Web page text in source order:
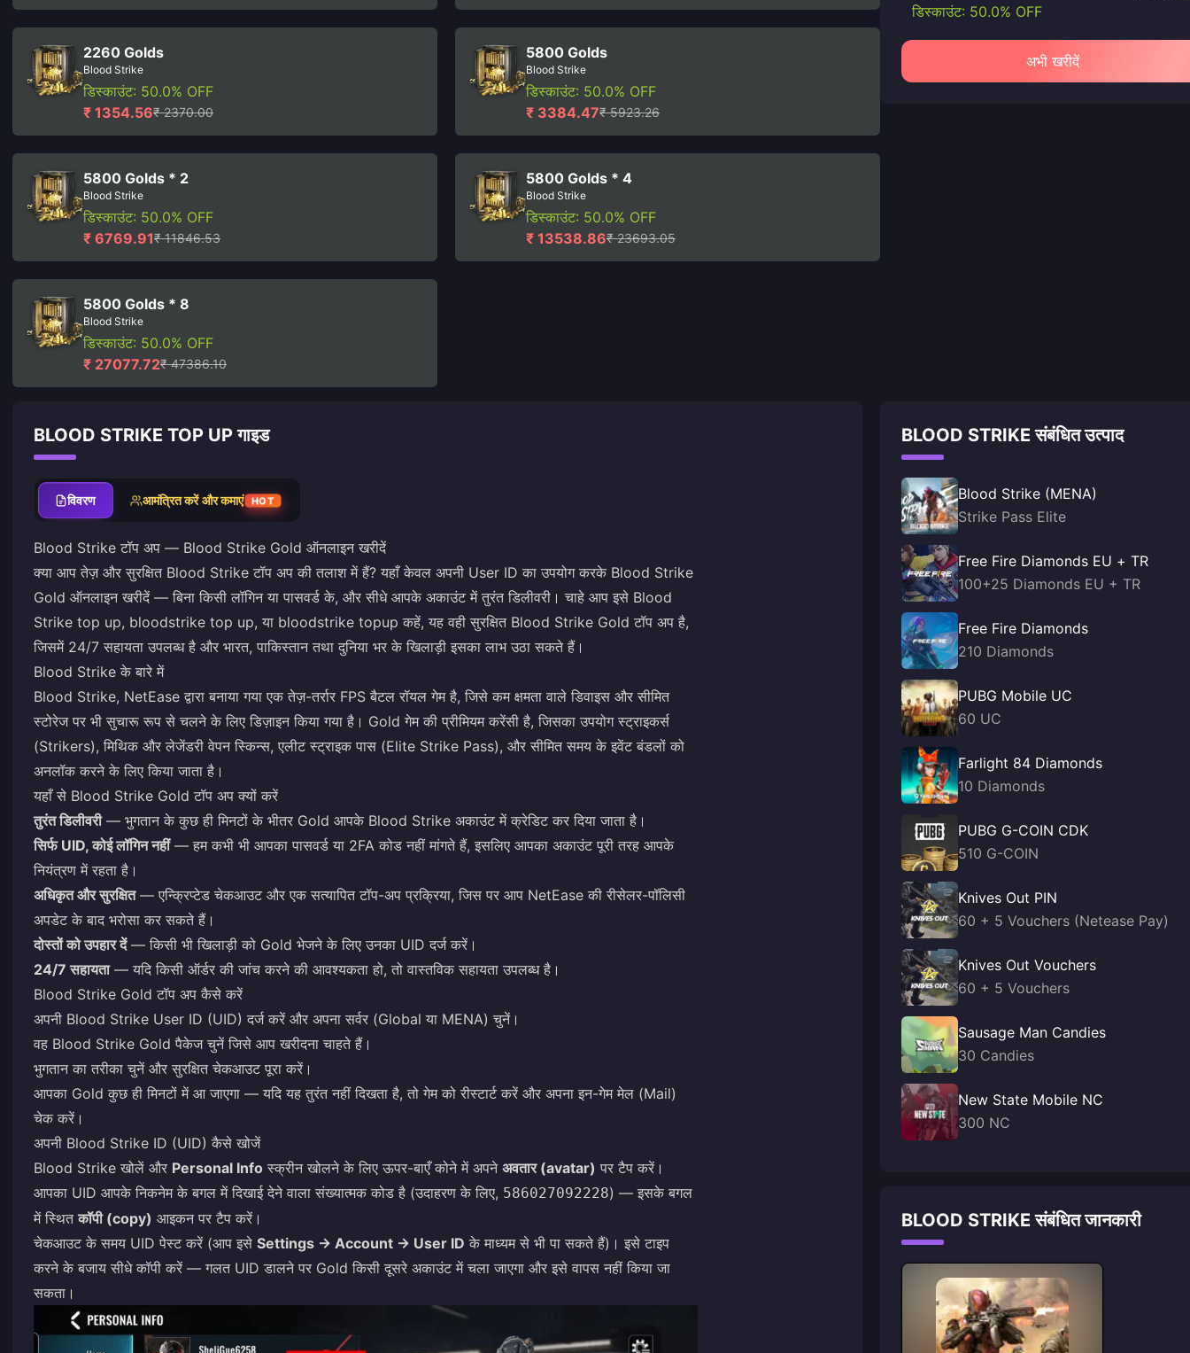
2260 Golds
Blood Strike
डिस्काउंट: 50.0% OFF
₹ 1354.56₹ 2370.00
5800 Golds
Blood Strike
डिस्काउंट: 50.0% OFF
₹ 3384.47₹ 5923.26
5800 Golds * 2
Blood Strike
डिस्काउंट: 50.0% OFF
₹ 6769.91₹ 11846.53
5800 Golds * 4
Blood Strike
डिस्काउंट: 50.0% OFF
₹ 13538.86₹ 23693.05
5800 Golds * 8
Blood Strike
डिस्काउंट: 50.0% OFF
₹ 27077.72₹ 47386.10
डिस्काउंट: 50.0% OFF
अभी खरीदें
BLOOD STRIKE TOP UP गाइड
विवरण आमंत्रित करें और कमाएं HOT
Blood Strike टॉप अप — Blood Strike Gold ऑनलाइन खरीदें
क्या आप तेज़ और सुरक्षित Blood Strike टॉप अप की तलाश में हैं? यहाँ केवल अपनी User ID का उपयोग करके Blood Strike
Gold ऑनलाइन खरीदें — बिना किसी लॉगिन या पासवर्ड के, और सीधे आपके अकाउंट में तुरंत डिलीवरी। चाहे आप इसे Blood
Strike top up, bloodstrike top up, या bloodstrike topup कहें, यह वही सुरक्षित Blood Strike Gold टॉप अप है,
जिसमें 24/7 सहायता उपलब्ध है और भारत, पाकिस्तान तथा दुनिया भर के खिलाड़ी इसका लाभ उठा सकते हैं।
Blood Strike के बारे में
Blood Strike, NetEase द्वारा बनाया गया एक तेज़-तर्रार FPS बैटल रॉयल गेम है, जिसे कम क्षमता वाले डिवाइस और सीमित
स्टोरेज पर भी सुचारू रूप से चलने के लिए डिज़ाइन किया गया है। Gold गेम की प्रीमियम करेंसी है, जिसका उपयोग स्ट्राइकर्स
(Strikers), मिथिक और लेजेंडरी वेपन स्किन्स, एलीट स्ट्राइक पास (Elite Strike Pass), और सीमित समय के इवेंट बंडलों को
अनलॉक करने के लिए किया जाता है।
यहाँ से Blood Strike Gold टॉप अप क्यों करें
तुरंत डिलीवरी— भुगतान के कुछ ही मिनटों के भीतर Gold आपके Blood Strike अकाउंट में क्रेडिट कर दिया जाता है।
सिर्फ UID, कोई लॉगिन नहीं— हम कभी भी आपका पासवर्ड या 2FA कोड नहीं मांगते हैं, इसलिए आपका अकाउंट पूरी तरह आपके
नियंत्रण में रहता है।
अधिकृत और सुरक्षित— एन्क्रिप्टेड चेकआउट और एक सत्यापित टॉप-अप प्रक्रिया, जिस पर आप NetEase की रीसेलर-पॉलिसी
अपडेट के बाद भरोसा कर सकते हैं।
दोस्तों को उपहार दें— किसी भी खिलाड़ी को Gold भेजने के लिए उनका UID दर्ज करें।
24/7 सहायता— यदि किसी ऑर्डर की जांच करने की आवश्यकता हो, तो वास्तविक सहायता उपलब्ध है।
Blood Strike Gold टॉप अप कैसे करें
अपनी Blood Strike User ID (UID) दर्ज करें और अपना सर्वर (Global या MENA) चुनें।
वह Blood Strike Gold पैकेज चुनें जिसे आप खरीदना चाहते हैं।
भुगतान का तरीका चुनें और सुरक्षित चेकआउट पूरा करें।
आपका Gold कुछ ही मिनटों में आ जाएगा — यदि यह तुरंत नहीं दिखता है, तो गेम को रीस्टार्ट करें और अपना इन-गेम मेल (Mail)
चेक करें।
अपनी Blood Strike ID (UID) कैसे खोजें
Blood Strike खोलें और Personal Info स्क्रीन खोलने के लिए ऊपर-बाएँ कोने में अपने अवतार (avatar) पर टैप करें।
आपका UID आपके निकनेम के बगल में दिखाई देने वाला संख्यात्मक कोड है (उदाहरण के लिए, 586027092228) — इसके बगल
में स्थितकॉपी (copy) आइकन पर टैप करें।
चेकआउट के समय UID पेस्ट करें (आप इसे Settings → Account → User ID के माध्यम से भी पा सकते हैं)। इसे टाइप
करने के बजाय सीधे कॉपी करें — गलत UID डालने पर Gold किसी दूसरे अकाउंट में चला जाएगा और इसे वापस नहीं किया जा
सकता।
BLOOD STRIKE संबंधित उत्पाद
Blood Strike (MENA)
Strike Pass Elite
Free Fire Diamonds EU + TR
100+25 Diamonds EU + TR
Free Fire Diamonds
210 Diamonds
PUBG Mobile UC
60 UC
Farlight 84 Diamonds
10 Diamonds
PUBG G-COIN CDK
510 G-COIN
Knives Out PIN
60 + 5 Vouchers (Netease Pay)
Knives Out Vouchers
60 + 5 Vouchers
Sausage Man Candies
30 Candies
New State Mobile NC
300 NC
BLOOD STRIKE संबंधित जानकारी